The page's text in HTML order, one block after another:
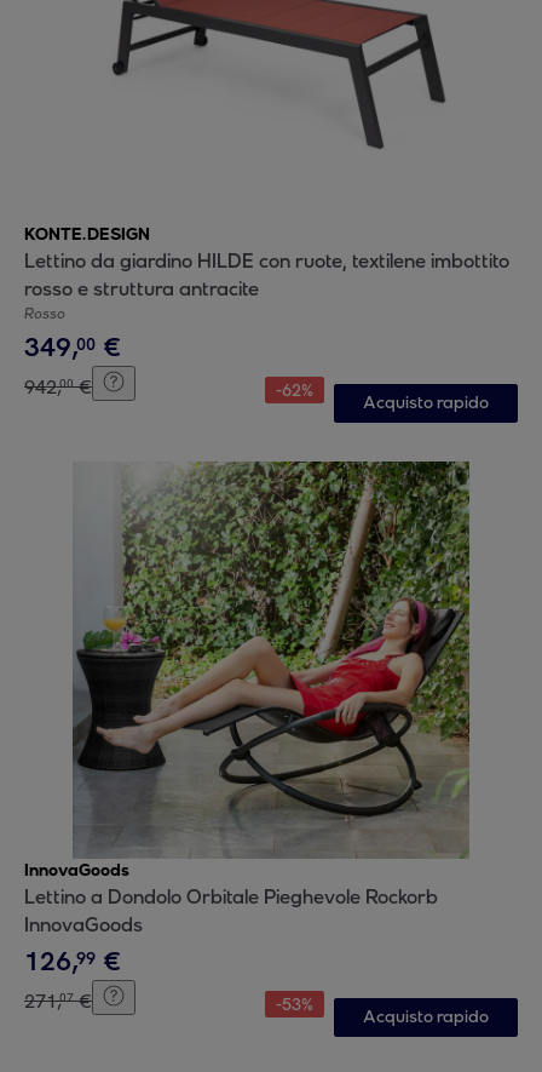
KONTE.DESIGN
Lettino da giardino HILDE con ruote, textilene imbottito
rosso e struttura antracite
Rosso
349,00 €
942,00 € -62%
Acquisto rapido
InnovaGoods
Lettino a Dondolo Orbitale Pieghevole Rockorb
InnovaGoods
126,99 €
271,07 € -53%
Acquisto rapido